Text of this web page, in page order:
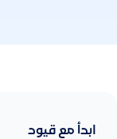
ابدأ مع قيود